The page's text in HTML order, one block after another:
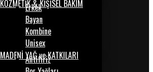
KOZMETİK & KİŞİSEL BAKIM
Erkek
Bayan
Kombine
Unisex
MADENİ YAĞ ve KATKILARI
Antifiriz